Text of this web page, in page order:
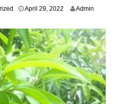
April 29, 2022
i
l
2
9
,
2
0
2
Admin